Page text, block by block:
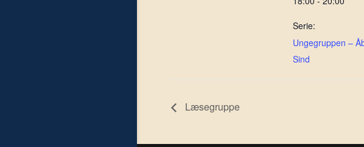
Serie:
Ungegruppen –
Sind
Læsegruppe